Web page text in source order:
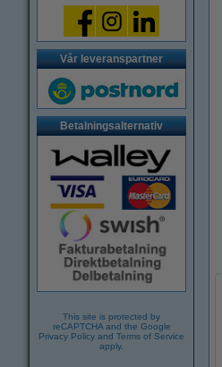
Vår leveranspartner
Betalningsalternativ
This site is protected by
reCAPTCHA and the Google
Privacy Policy and Terms of Service
apply.